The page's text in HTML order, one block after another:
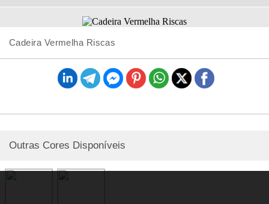
Cadeira Vermelha Riscas
Outras Cores Disponíveis